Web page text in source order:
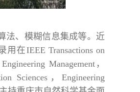
法、模糊信息集成等。近
在IEEE Transactions on
Management，
Sciences，Engineering